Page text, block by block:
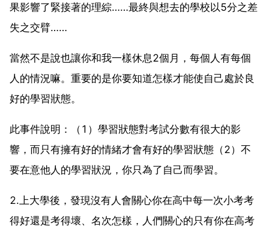
果影響了緊接著的理綜……最終與想去的學校以5分之差
失之交臂……
當然不是說也讓你和我一樣休息2個月，每個人有每個
人的情況嘛。重要的是你要知道怎樣才能使自己處於良
好的學習狀態。
此事件說明：（1）學習狀態對考試分數有很大的影
響，而只有擁有好的情緒才會有好的學習狀態（2）不
要在意他人的學習狀況，你只為了自己而學習。
2.上大學後，發現沒有人會關心你在高中每一次小考考
得好還是考得壞、名次怎樣，人們關心的只有你在高考